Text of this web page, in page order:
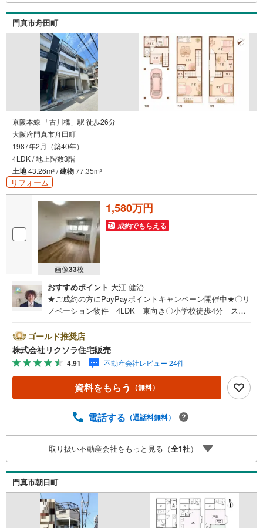
お客様の条件にベストな住宅ローン商品のご提案〇住宅ロ
ーンの金利や優遇率、審査基準などを詳しくご説明〇住宅
ローンとリフォームローンの一体型商品もご提案〇仕事や
収入・現在過去の借入による住宅ローンへの問題解決是非
ともお問合せ下さい
門真市舟田町
京阪本線 「古川橋」駅 徒歩26分
大阪府門真市舟田町
1987年2月（築40年）
4LDK / 地上階数3階
土地43.26m2 /建物77.35m2
リフォーム
画像33枚
1,580万円
成約でもらえる
おすすめポイント 大江 健治
★ご成約の方にPayPayポイントキャンペーン開催中★〇リ
ノベーション物件 4LDK 東向き〇小学校徒歩4分 スー
機付きキッチン■営業時間 9:30～20:00 ■即日案内可能！
※当日・翌日のご案内はお電話でのお問合せがスムーズ■定
休日 毎週水曜日◇弊社ホームページよりLINEでのお問合
せも好評！◇不動産情報サイト未掲載物件、弊社ホームペ
ージに多数掲載！◇学校区物件検索も充実！ご希望の学校
区での物件探しに便利！「リクソラ住宅販売」で検索！是
トの掲載物件もまとめてご案内可能リフォームやリノベー
会 随時開催中】〇お客様の条件にベストな住宅ローン商
品のご提案〇住宅ローンの金利や優遇率、審査基準などを
詳しくご説明〇住宅ローンとリフォームローンの一体型商
品もご提案〇仕事や収入・現在過去の借入による住宅ロー
ンへの問題解決是非ともお問合せ下さい
ゴールド推奨店
株式会社リクソラ住宅販売
4.91 不動産会社レビュー 24件
資料をもらう （無料）
電話する （通話料無料）
取り扱い不動産会社をもっと見る（全1社）
門真市朝日町